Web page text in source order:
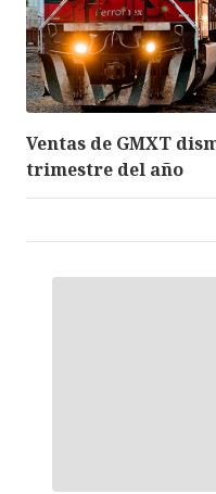
Ventas de GMXT
trimestre del año